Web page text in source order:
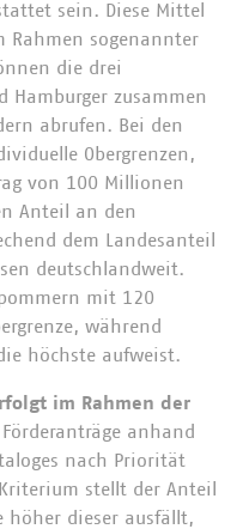
sein. Diese Mittel
Rahmen sogenannter
die drei
Hamburger zusammen
abrufen. Bei den
Obergrenzen,
von 100 Millionen
Anteil an den
dem Landesanteil
deutschlandweit.
mit 120
während
höchste aufweist.
im Rahmen der
anhand
nach Priorität
stellt der Anteil
höher dieser ausfällt,